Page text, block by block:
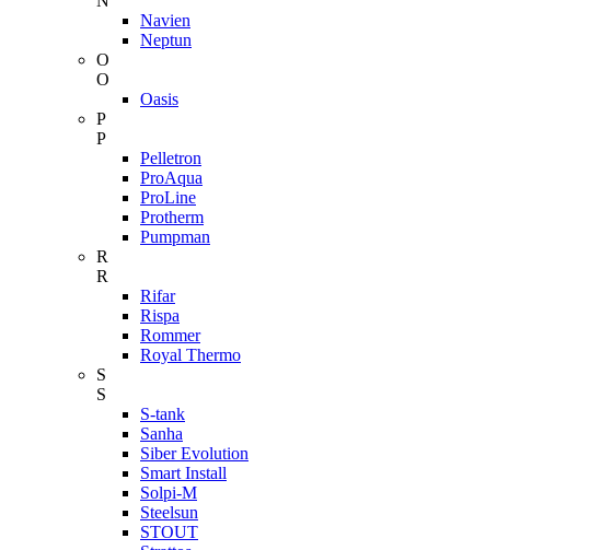
Navien
Neptun
O
O
Oasis
P
P
Pelletron
ProAqua
ProLine
Protherm
Pumpman
R
R
Rifar
Rispa
Rommer
Royal Thermo
S
S
S-tank
Sanha
Siber Evolution
Smart Install
Solpi-M
Steelsun
STOUT